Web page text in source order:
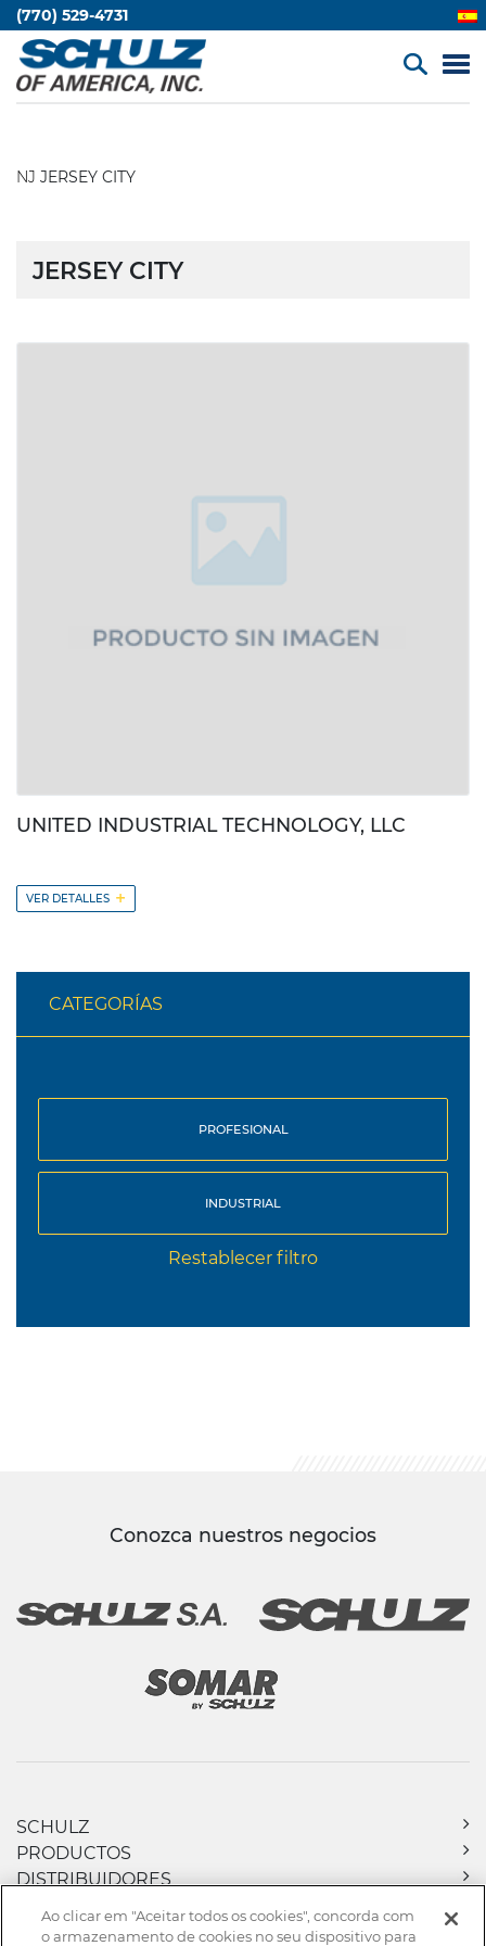
(770) 529-4731
NJ JERSEY CITY
CATEGORÍAS
PROFESIONAL
INDUSTRIAL
Restablecer filtro
JERSEY CITY
UNITED INDUSTRIAL TECHNOLOGY, LLC
VER DETALLES +
Conozca nuestros negocios
SCHULZ
PRODUCTOS
DISTRIBUIDORES
NOTICIAS
Ao clicar em "Aceitar todos os cookies", concorda com
o armazenamento de cookies no seu dispositivo para